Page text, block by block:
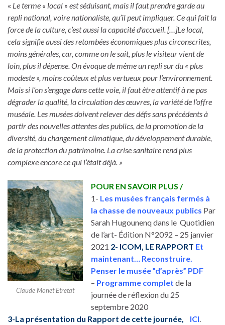
« Le terme « local » est séduisant, mais il faut prendre garde au
repli national, voire nationaliste, qu’il peut impliquer. Ce qui fait la
force de la culture, c’est aussi la capacité d’accueil. […]Le local,
cela signifie aussi des retombées économiques plus circonscrites,
moins générales, car, comme on le sait, plus le visiteur vient de
loin, plus il dépense. On évoque de même un repli sur du « plus
modeste », moins coûteux et plus vertueux pour l’environnement.
Mais si l’on s’engage dans cette voie, il faut être attentif à ne pas
dégrader la qualité, la circulation des œuvres, la variété de l’offre
muséale. Les musées doivent relever des défis sans précédents à
partir des nouvelles attentes des publics, de la promotion de la
diversité, du changement climatique, du développement durable,
de la protection du patrimoine. La crise sanitaire rend plus
complexe encore ce qui l’était déjà. »
Claude Monet Etretat
POUR EN SAVOIR PLUS /
1- Les musées français fermés à
la chasse de nouveaux publics Par
Sarah Hugounenq dans le Quotidien
de l’art- Édition N°2092 – 25 janvier
2021 2- ICOM, LE RAPPORT Et
maintenant… Reconstruire.
Penser le musée ”d’après” PDF
– Programme complet de la
journée de réflexion du 25
septembre 2020
3-La présentation du Rapport de cette journée,
ICI.